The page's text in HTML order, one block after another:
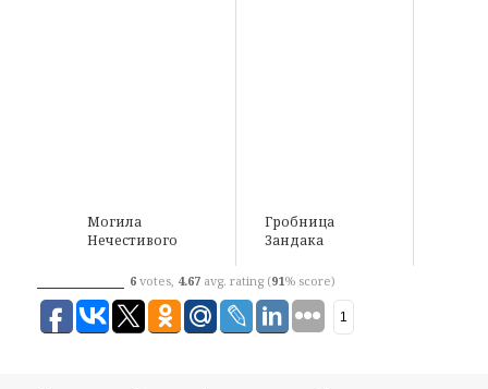
Могила
Нечестивого
Гробница
Зандака
6 votes, 4.67 avg. rating (91% score)
1